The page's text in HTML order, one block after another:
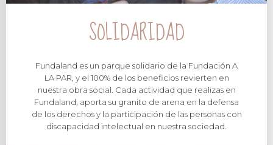
SOLIDARIDAD
Fundaland es un parque solidario de la Fundación A
LA PAR, y el 100% de los beneficios revierten en
nuestra obra social. Cada actividad que realizas en
Fundaland, aporta su granito de arena en la defensa
de los derechos y la participación de las personas con
discapacidad intelectual en nuestra sociedad.